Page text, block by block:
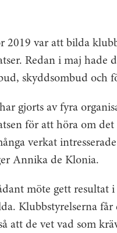
2019 var att bilda
Redan i maj hade
skyddsombud och
gjorts av fyra
för att höra om
verkat
­Annika de Klonia.
möte gett resultat
Klubbstyrelserna får
att de vet vad som